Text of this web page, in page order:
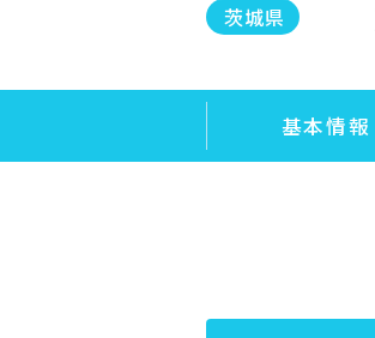
茨城県
基本情報